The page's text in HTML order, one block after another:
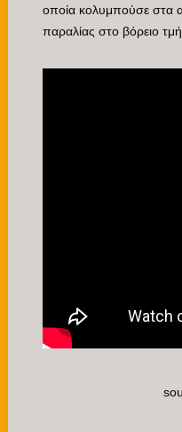
οποία κολυμπούσε στα
παραλίας στο βόρειο